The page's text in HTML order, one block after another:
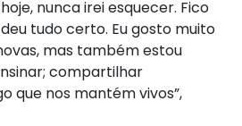
nunca irei esquecer. Fico
tudo certo. Eu gosto muito
mas também estou
compartilhar
que nos mantém vivos”,